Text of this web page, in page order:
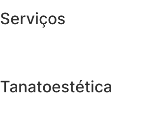
Serviços
Tanatoestética